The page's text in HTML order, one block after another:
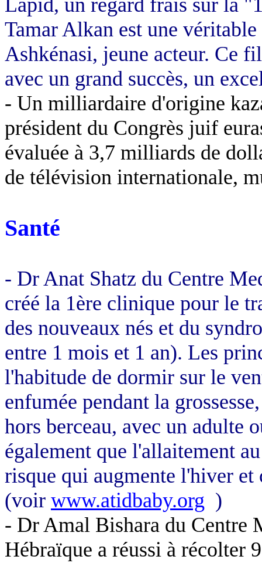
Tamar Alkan est une
Ashkénasi, jeune acteur. Ce
avec un grand succès, un
- Un milliardaire d'origine
président du Congrès juif
évaluée à 3,7 milliards de
de télévision internationale,
Santé
- Dr Anat Shatz du Centre
créé la 1ère clinique pour le
des nouveaux nés et du
entre 1 mois et 1 an). Les
l'habitude de dormir sur le
enfumée pendant la
hors berceau, avec un adulte
également que l'allaitement
risque qui augmente l'hiver et
(voir www.atidbaby.org )
- Dr Amal Bishara du Centre
Hébraïque a réussi à récolter